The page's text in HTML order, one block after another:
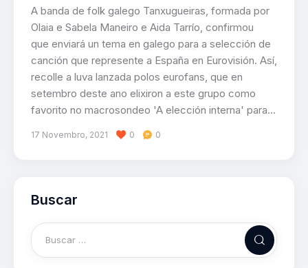
A banda de folk galego Tanxugueiras, formada por
Olaia e Sabela Maneiro e Aida Tarrío, confirmou
que enviará un tema en galego para a selección de
canción que represente a España en Eurovisión. Así,
recolle a luva lanzada polos eurofans, que en
setembro deste ano elixiron a este grupo como
favorito no macrosondeo 'A elección interna' para…
17 Novembro, 2021 0 0
Buscar